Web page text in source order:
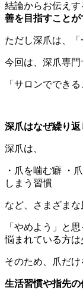
結論からお伝えす
善を目指すことが
ただし深爪は、「
今回は、深爪専
「サロンででき
深爪はなぜ繰り
深爪は、
・爪を噛む癖 ・
しまう習慣
など、さまざまな
「やめよう」と
悩まれている方は
そのため、爪だけ
生活習慣や指先